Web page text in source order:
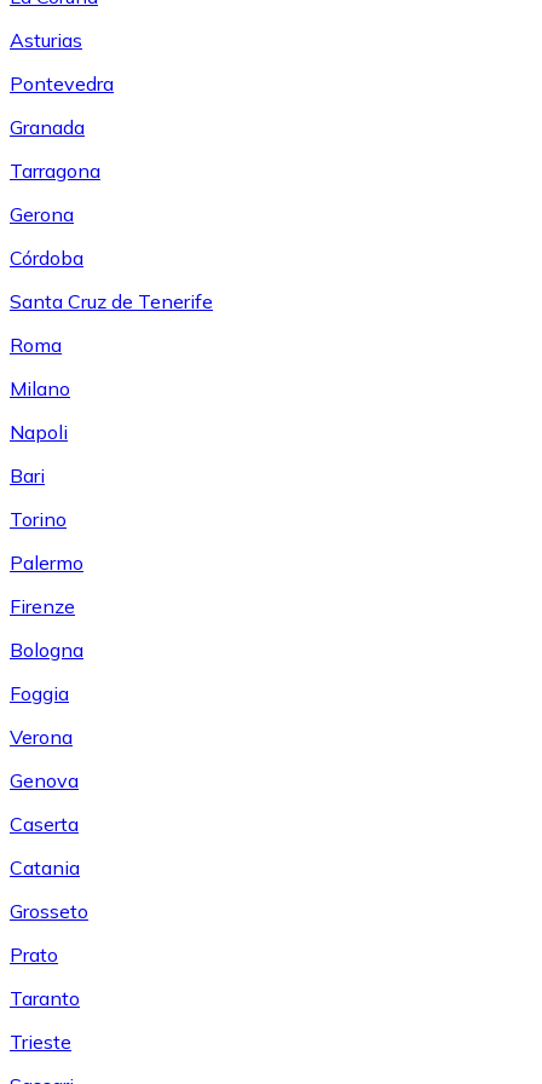
Asturias
Pontevedra
Granada
Tarragona
Gerona
Córdoba
Santa Cruz de Tenerife
Roma
Milano
Napoli
Bari
Torino
Palermo
Firenze
Bologna
Foggia
Verona
Genova
Caserta
Catania
Grosseto
Prato
Taranto
Trieste